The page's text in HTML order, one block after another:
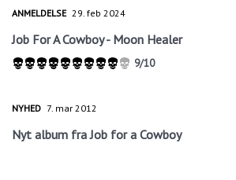
ANMELDELSE 29. feb 2024
Job For A Cowboy - Moon Healer
9/10
NYHED 7. mar 2012
Nyt album fra Job for a Cowboy